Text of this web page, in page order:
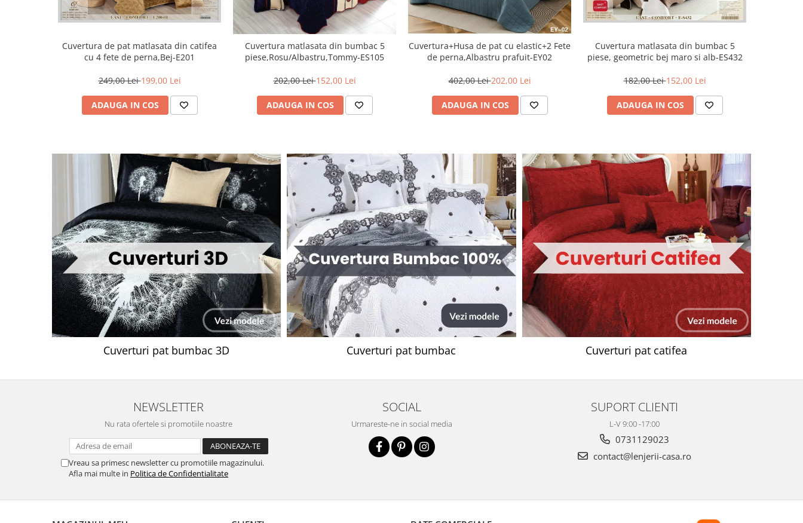
Cuvertura de pat matlasata din catifea
cu 4 fete de perna,Bej-E201
249,00 Lei199,00 Lei
ADAUGA IN COS
Cuvertura matlasata din bumbac 5
piese,Rosu/Albastru,Tommy-ES105
202,00 Lei152,00 Lei
ADAUGA IN COS
Cuvertura+Husa de pat cu elastic+2 Fete
de perna,Albastru prafuit-EY02
402,00 Lei202,00 Lei
ADAUGA IN COS
Cuvertura matlasata din bumbac 5
piese, geometric bej maro si alb-ES432
182,00 Lei152,00 Lei
ADAUGA IN COS
Cuverturi pat bumbac 3D Cuverturi pat bumbac Cuverturi pat catifea
NEWSLETTER
Nu rata ofertele si promotiile noastre
Vreau sa primesc newsletter cu promotiile magazinului.
Afla mai multe in Politica de Confidentialitate
SOCIAL
Urmareste-ne in social media
SUPORT CLIENTI
L-V 9:00 -17:00
0731129023
contact@lenjerii-casa.ro